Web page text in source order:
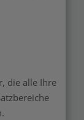
die alle Ihre